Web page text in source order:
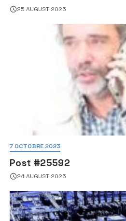
faillite d’État
25 AUGUST 2025
7 OCTOBRE 2023
Post #25592
24 AUGUST 2025